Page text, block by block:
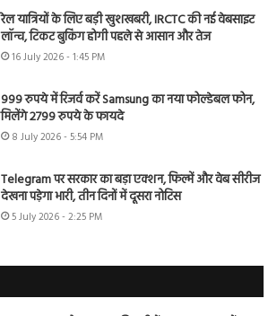
रेल यात्रियों के लिए बड़ी खुशखबरी, IRCTC की नई वेबसाइट
लॉन्च, टिकट बुकिंग होगी पहले से आसान और तेज
16 July 2026 - 1:45 PM
999 रुपये में रिजर्व करें Samsung का नया फोल्डेबल फोन,
मिलेंगे 2799 रुपये के फायदे
8 July 2026 - 5:54 PM
Telegram पर सरकार का बड़ा एक्शन, फिल्में और वेब सीरीज
देखना पड़ेगा भारी, तीन दिनों में दूसरा नोटिस
5 July 2026 - 2:25 PM